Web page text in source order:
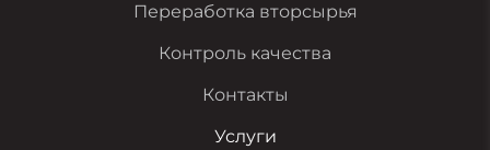
Переработка вторсырья
Контроль качества
Контакты
Услуги